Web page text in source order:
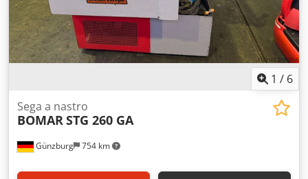
superiori Sistema di utensili superiore Promecam Amada
diviso e inclinato Matrice Multi V sia sistema Promecam
Amada sia sistema di protezione La nostra macchina è
dotata di modalità Ecoline che consente di ottimizzare il
consumo energetico, risparmiare sui costi e la macchina
funziona in modo molto silenzioso. Dwjdstq Nm Nspfx 1 / 6
Günzburg 754 km
Sega a nastro
BOMAR STG 260 GA